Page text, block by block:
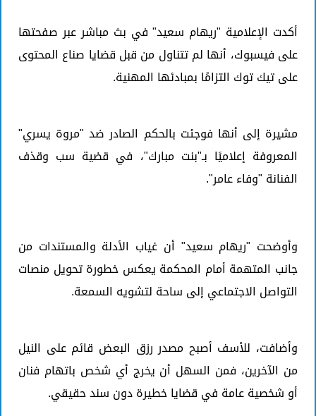
أكدت الإعلامية "ريهام سعيد" في بث مباشر عبر صفحتها
على فيسبوك، أنها لم تتناول من قبل قضايا صناع المحتوى
على تيك توك التزامًا بمبادئها المهنية.
مشيرة إلى أنها فوجئت بالحكم الصادر ضد "مروة يسري"
المعروفة إعلاميًا بـ"بنت مبارك"، في قضية سب وقذف
الفنانة "وفاء عامر".
وأوضحت "ريهام سعيد" أن غياب الأدلة والمستندات من
جانب المتهمة أمام المحكمة يعكس خطورة تحويل منصات
التواصل الاجتماعي إلى ساحة لتشويه السمعة.
وأضافت، للأسف أصبح مصدر رزق البعض قائم على النيل
من الآخرين، فمن السهل أن يخرج أي شخص باتهام فنان
أو شخصية عامة في قضايا خطيرة دون سند حقيقي.